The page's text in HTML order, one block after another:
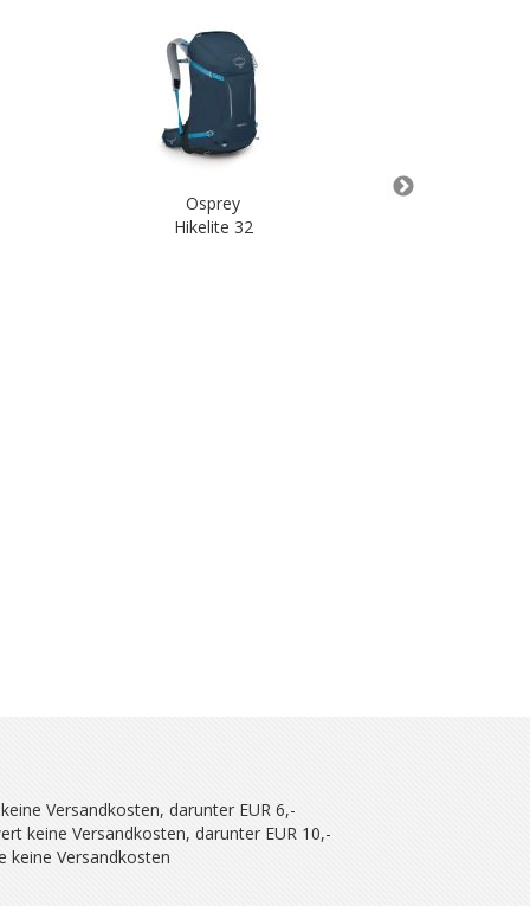
Osprey
Hikelite 32
Versandkosten, darunter EUR 6,-
keine Versandkosten, darunter EUR 10,-
keine Versandkosten